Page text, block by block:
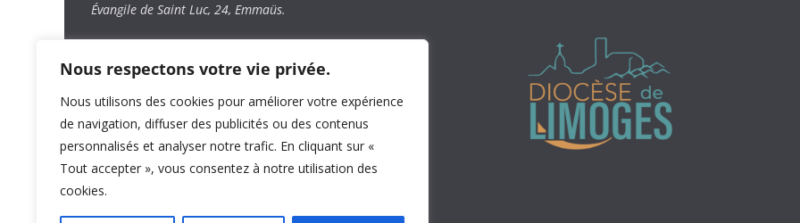
Nous respectons votre vie privée.
Nous utilisons des cookies pour améliorer votre expérience
de navigation, diffuser des publicités ou des contenus
personnalisés et analyser notre trafic. En cliquant sur «
Tout accepter », vous consentez à notre utilisation des
cookies.
Évangile de Saint Luc, 24, Emmaüs.